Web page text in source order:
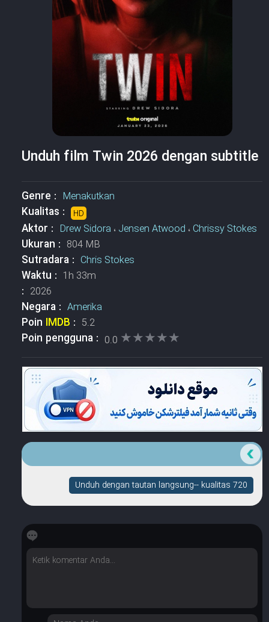
Unduh film Twin 2026 dengan subtitle
Genre : Menakutkan
Kualitas : HD
Aktor : Drew Sidora ، Jensen Atwood ،Chrissy Stokes
Ukuran : 804 MB
Sutradara : Chris Stokes
Waktu : 1h 33m
: 2026
Negara : Amerika
Poin IMDB : 5.2
Poin pengguna : 0.0 ★★★★★
★★★★★
Unduh dengan tautan langsung-- kualitas 720
Berapa banyak bintang yang dimilikinya?